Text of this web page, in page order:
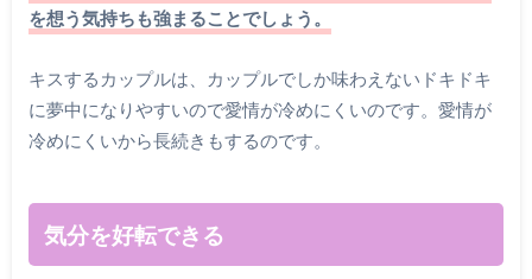
を想う気持ちも強まることでしょう。
キスするカップルは、カップルでしか味わえないドキドキ
に夢中になりやすいので愛情が冷めにくいのです。愛情が
冷めにくいから長続きもするのです。
気分を好転できる